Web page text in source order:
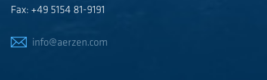
Fax: +49 5154 81-9191
info@aerzen.com